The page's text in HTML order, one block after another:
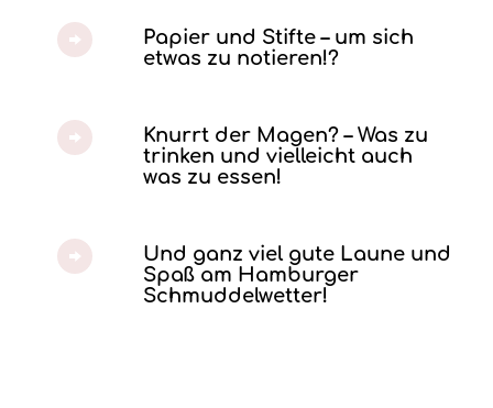
Papier und Stifte – um sich
etwas zu notieren!?
Knurrt der Magen? – Was zu
trinken und vielleicht auch
was zu essen!
Und ganz viel gute Laune und
Spaß am Hamburger
Schmuddelwetter!